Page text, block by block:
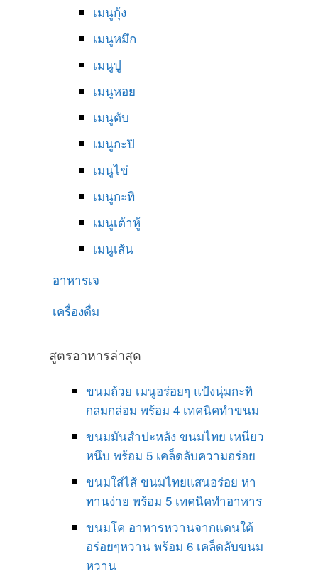
เมนูกุ้ง
เมนูหมึก
เมนูปู
เมนูหอย
เมนูตับ
เมนูกะปิ
เมนูไข่
เมนูกะทิ
เมนูเต้าหู้
เมนูเส้น
อาหารเจ
เครื่องดื่ม
สูตรอาหารล่าสุด
ขนมถ้วย เมนูอร่อยๆ แป้งนุ่มกะทิ
กลมกล่อม พร้อม 4 เทคนิคทำขนม
ขนมมันสำปะหลัง ขนมไทย เหนียว
หนึบ พร้อม 5 เคล็ดลับความอร่อย
ขนมใส่ไส้ ขนมไทยแสนอร่อย หา
ทานง่าย พร้อม 5 เทคนิคทำอาหาร
ขนมโค อาหารหวานจากแดนใต้
อร่อยๆหวาน พร้อม 6 เคล็ดลับขนม
หวาน